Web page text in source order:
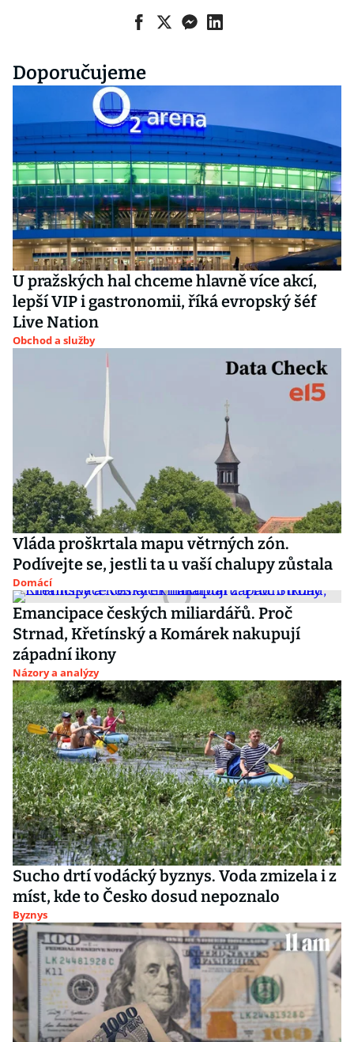
Doporučujeme
U pražských hal chceme hlavně více akcí,
lepší VIP i gastronomii, říká evropský šéf
Live Nation
Obchod a služby
Vláda proškrtala mapu větrných zón.
Podívejte se, jestli ta u vaší chalupy zůstala
Domácí
Emancipace českých miliardářů. Proč
Strnad, Křetínský a Komárek nakupují
západní ikony
Názory a analýzy
Sucho drtí vodácký byznys. Voda zmizela i z
míst, kde to Česko dosud nepoznalo
Byznys